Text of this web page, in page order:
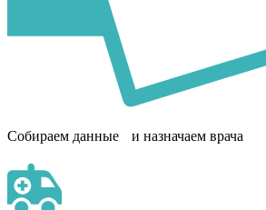
Собираем данные и назначаем врача